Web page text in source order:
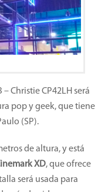
Christie CP42LH será
pop y geek, que tiene
(SP).
de altura, y está
XD, que ofrece
será usada para